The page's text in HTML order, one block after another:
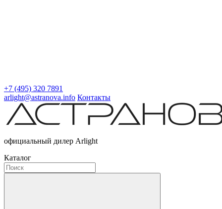
+7 (495) 320 7891
arlight@astranova.info Контакты
официальный дилер Arlight
Каталог